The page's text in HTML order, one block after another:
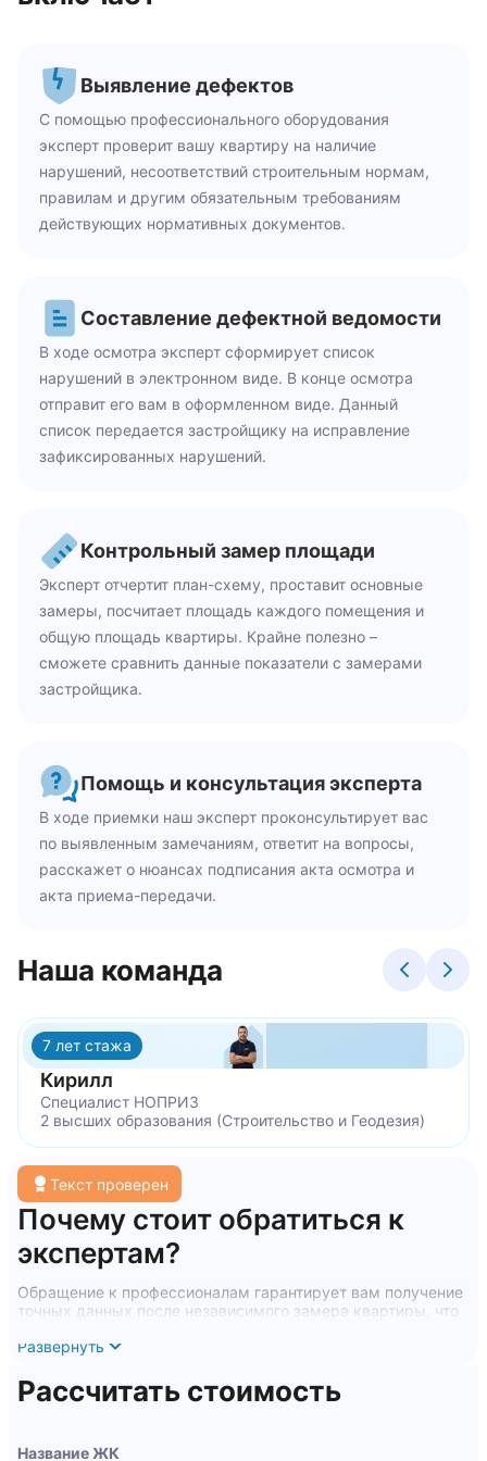
Выявление дефектов
С помощью профессионального оборудования
эксперт проверит вашу квартиру на наличие
нарушений, несоответствий строительным нормам,
правилам и другим обязательным требованиям
действующих нормативных документов.
Составление дефектной ведомости
В ходе осмотра эксперт сформирует список
нарушений в электронном виде. В конце осмотра
отправит его вам в оформленном виде. Данный
список передается застройщику на исправление
зафиксированных нарушений.
Контрольный замер площади
Эксперт отчертит план-схему, проставит основные
замеры, посчитает площадь каждого помещения и
общую площадь квартиры. Крайне полезно –
сможете сравнить данные показатели с замерами
застройщика.
Помощь и консультация эксперта
В ходе приемки наш эксперт проконсультирует вас
по выявленным замечаниям, ответит на вопросы,
расскажет о нюансах подписания акта осмотра и
акта приема-передачи.
Наша команда
7 лет стажа
Кирилл
Специалист НОПРИЗ
2 высших образования (Строительство и Геодезия)
Текст проверен
Почему стоит обратиться к
экспертам?
Обращение к профессионалам гарантирует вам получение
точных данных после независимого замера квартиры, что
интерьера. Наши эксперты обладают необходимыми
точности и надежности в процессе измерения площади.
Мы применяем современное оборудование, что исключает
Развернуть
Рассчитать стоимость
Название ЖК